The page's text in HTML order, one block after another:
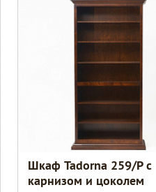
Шкаф Tadorna 259/Р с
карнизом и цоколем